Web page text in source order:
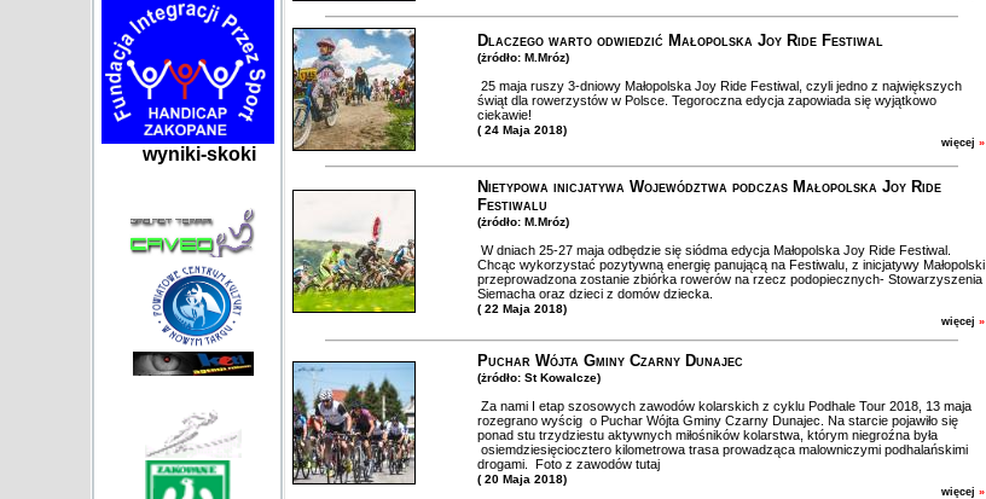
wyniki-skoki
Dlaczego warto odwiedzić Małopolska Joy Ride Festiwal
(żródło: M.Mróz)
25 maja ruszy 3-dniowy Małopolska Joy Ride Festiwal, czyli jedno z największych
świąt dla rowerzystów w Polsce. Tegoroczna edycja zapowiada się wyjątkowo
ciekawie!
( 24 Maja 2018)
więcej »
Nietypowa inicjatywa Województwa podczas Małopolska Joy Ride
Festiwalu
(żródło: M.Mróz)
W dniach 25-27 maja odbędzie się siódma edycja Małopolska Joy Ride Festiwal.
Chcąc wykorzystać pozytywną energię panującą na Festiwalu, z inicjatywy Małopolski
przeprowadzona zostanie zbiórka rowerów na rzecz podopiecznych- Stowarzyszenia
Siemacha oraz dzieci z domów dziecka.
( 22 Maja 2018)
więcej »
Puchar Wójta Gminy Czarny Dunajec
(żródło: St Kowalcze)
Za nami I etap szosowych zawodów kolarskich z cyklu Podhale Tour 2018, 13 maja
rozegrano wyścig o Puchar Wójta Gminy Czarny Dunajec. Na starcie pojawiło się
ponad stu trzydziestu aktywnych miłośników kolarstwa, którym niegroźna była
osiemdziesięciocztero kilometrowa trasa prowadząca malowniczymi podhalańskimi
drogami. Foto z zawodów tutaj
( 20 Maja 2018)
więcej »